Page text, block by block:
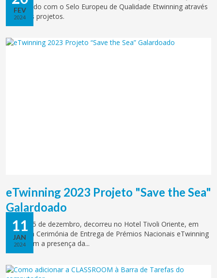
FEV
2024
galardoado com o Selo Europeu de Qualidade Etwinning através
de vários projetos.
11
JAN
2024
eTwinning 2023 Projeto "Save the Sea"
Galardoado
No dia 15 de dezembro, decorreu no Hotel Tivoli Oriente, em
Lisboa, a Cerimónia de Entrega de Prémios Nacionais eTwinning
2023, com a presença da...